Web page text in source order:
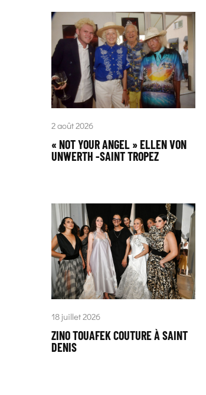
2 août 2026
« NOT YOUR ANGEL » ELLEN VON
UNWERTH -SAINT TROPEZ
18 juillet 2026
ZINO TOUAFEK COUTURE À SAINT
DENIS